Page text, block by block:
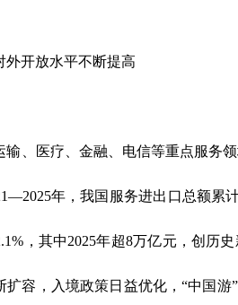
开放水平不断提高
医疗、金融、电信等重点服务领
—2025年，我国服务进出口总额累
，其中2025年超8万亿元，创历
扩容，入境政策日益优化，“中国游